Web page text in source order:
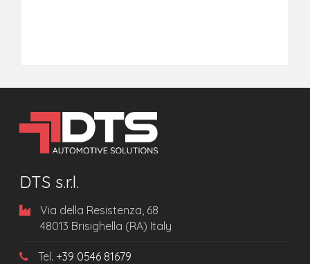
DTS s.r.l.
Via della Resistenza, 68
48013 Brisighella (RA) Italy
Tel.+39 0546 81679